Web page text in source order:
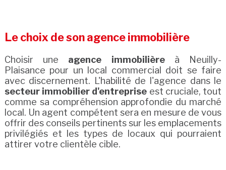
Le choix de son agence immobilière
Choisir une agence immobilièreà Neuilly-
Plaisance pour un local commercial doit se faire
avec discernement. L'habilité de l'agence dans le
secteur immobilier d'entreprise est cruciale, tout
comme sa compréhension approfondie du marché
local. Un agent compétent sera en mesure de vous
offrir des conseils pertinents sur les emplacements
privilégiés et les types de locaux qui pourraient
attirer votre clientèle cible.